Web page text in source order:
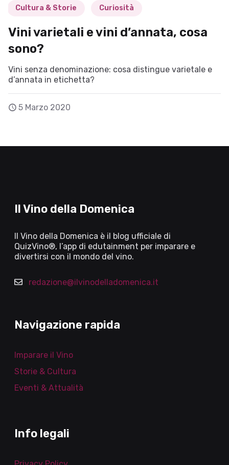
Cultura & Storie Curiosità
Vini varietali e vini d’annata, cosa
sono?
Vini senza denominazione: cosa distingue varietale e
d’annata in etichetta?
5 Marzo 2020
Il Vino della Domenica
Il Vino della Domenica è il blog ufficiale di
QuizVino®, l’app di edutainment per imparare e
divertirsi con il mondo del vino.
redazione@ilvinodelladomenica.it
Navigazione rapida
Imparare il Vino
Storie & Cultura
Eventi & Attualità
Info legali